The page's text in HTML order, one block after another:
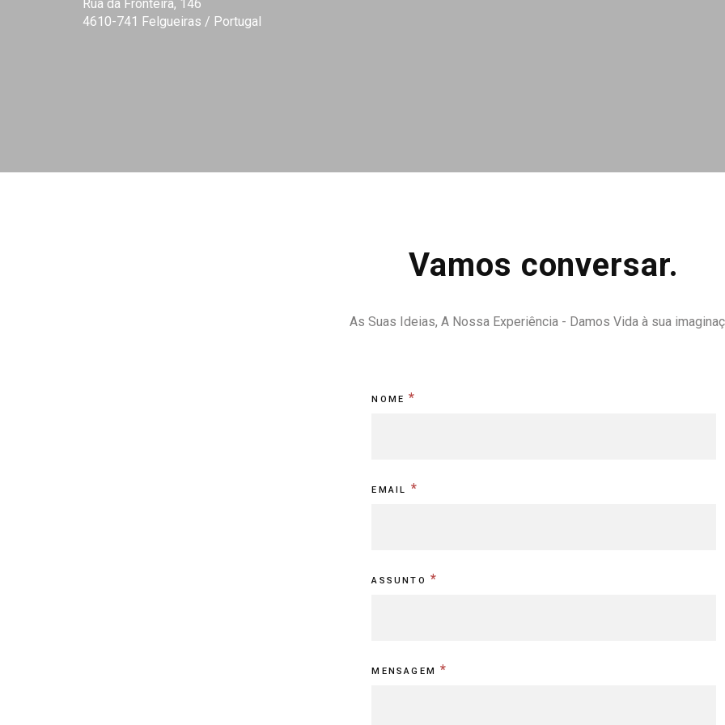
Rua da Fronteira, 146
4610-741 Felgueiras / Portugal
Vamos conversar.
As Suas Ideias, A Nossa Experiência - Damos Vida à sua
Contact
NOME*
EMAIL *
ASSUNTO *
MENSAGEM*